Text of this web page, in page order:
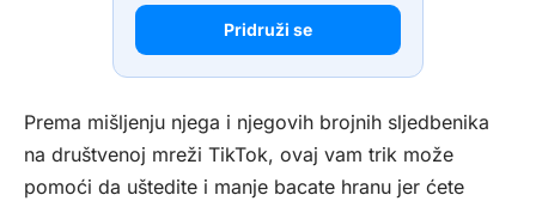
Pridruži se
Prema mišljenju njega i njegovih brojnih sljedbenika
na društvenoj mreži TikTok, ovaj vam trik može
pomoći da uštedite i manje bacate hranu jer ćete